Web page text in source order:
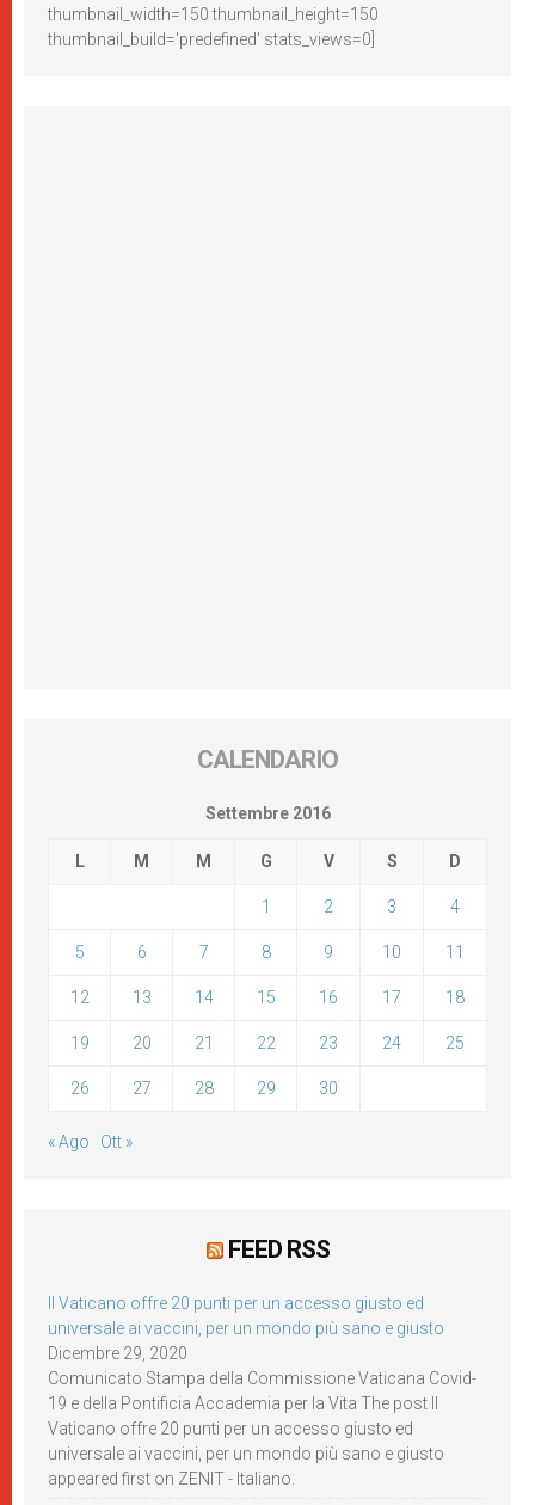
thumbnail_width=150 thumbnail_height=150
thumbnail_build='predefined' stats_views=0]
CALENDARIO
Settembre 2016
L M M G V S D
1 2 3 4
5 6 7 8 9 10 11
12 13 14 15 16 17 18
19 20 21 22 23 24 25
26 27 28 29 30
« Ago Ott »
FEED RSS
Il Vaticano offre 20 punti per un accesso giusto ed
universale ai vaccini, per un mondo più sano e giusto
Dicembre 29, 2020
Comunicato Stampa della Commissione Vaticana Covid-
19 e della Pontificia Accademia per la Vita The post Il
Vaticano offre 20 punti per un accesso giusto ed
universale ai vaccini, per un mondo più sano e giusto
appeared first on ZENIT - Italiano.